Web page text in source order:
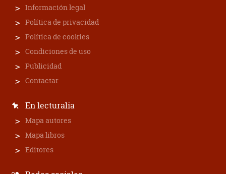
Información legal
Política de privacidad
Política de cookies
Condiciones de uso
Publicidad
Contactar
En lecturalia
Mapa autores
Mapa libros
Editores